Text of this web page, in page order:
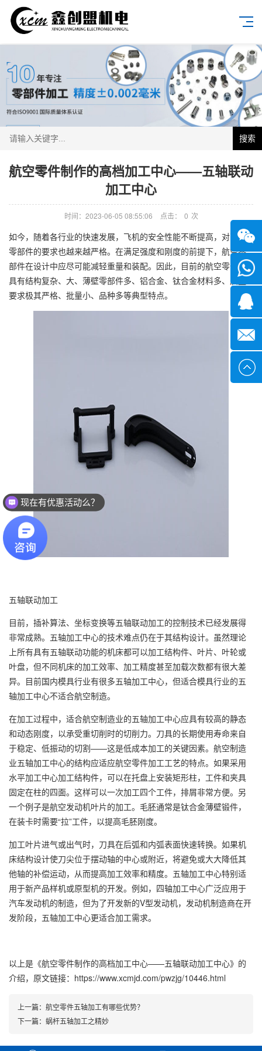
搜索
航空零件制作的高档加工中心——五轴联动
加工中心
时间：2023-06-05 08:55:06 点击： 0 次
如今，随着各行业的快速发展，飞机的安全性能不断提高，对飞机
零部件的要求也越来越严格。在满足强度和刚度的前提下，航空零
部件在设计中应尽可能减轻重量和装配。因此，目前的航空零部件
具有结构复杂、大、薄壁零部件多、铝合金、钛合金材料多、质量
要求极其严格、批量小、品种多等典型特点。
五轴联动加工
目前，插补算法、坐标变换等五轴联动加工的控制技术已经发展得
非常成熟。五轴加工中心的技术难点仍在于其结构设计。虽然理论
上所有具有五轴联动功能的机床都可以加工结构件、叶片、叶轮或
叶盘，但不同机床的加工效率、加工精度甚至加载次数都有很大差
异。目前国内模具行业有很多五轴加工中心，但适合模具行业的五
轴加工中心不适合航空制造。
在加工过程中，适合航空制造业的五轴加工中心应具有较高的静态
和动态刚度，以承受重切削时的切削力。刀具的长期使用寿命来自
于稳定、低振动的切割——这是低成本加工的关键因素。航空制造
业五轴加工中心的结构应适应航空零件加工工艺的特点。如果采用
水平加工中心加工结构件，可以在托盘上安装矩形柱，工件和夹具
固定在柱的四面。这样可以一次加工四个工件，排屑非常方便。另
一个例子是航空发动机叶片的加工。毛胚通常是钛合金薄壁锻件，
在装卡时需要“拉”工件，以提高毛胚刚度。
加工叶片进气或出气时，刀具在后弧和内弧表面快速转换。如果机
床结构设计使刀尖位于摆动轴的中心或附近，将避免或大大降低其
他轴的补偿运动，从而提高加工效率和精度。五轴加工中心特别适
用于新产品样机或原型机的开发。例如，四轴加工中心广泛应用于
汽车发动机的制造，但为了开发新的V型发动机，发动机制造商在开
发阶段，五轴加工中心更适合加工需求。
以上是 《航空零件制作的高档加工中心——五轴联动加工中心》 的
介绍，原文链接： https://www.xcmjd.com/pwzjg/10446.html
上一篇： 航空零件五轴加工‍有哪些优势？
下一篇： 蜗杆五轴加工之精妙
微信
现在有优惠活动么？